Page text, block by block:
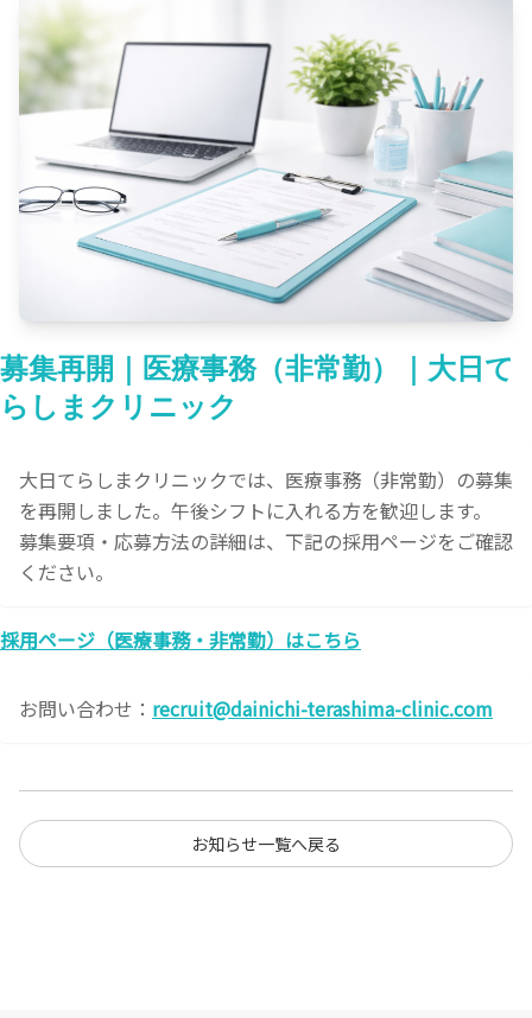
医師紹介
当院の特徴
初診の方へ
診療案内一覧
一般内科
発熱外来
高血圧
糖尿病
脂質異常症
慢性腎臓病
いびき（睡眠時無呼吸症候群）
予防接種
健診異常
症状別一覧
健診で血圧が高いと言われた
健診でHbA1c/血糖を指摘
健診でクレアチニン/eGFR/尿蛋白
いびき・日中の眠気
コレステロールが高い
鼻水・鼻づまり（花粉症・アレルギー性鼻炎）
長引く咳（2週間以上）
尿が泡立つ
足のむくみ（浮腫）
採用情報
募集再開｜医療事務（非常勤）｜大日て
らしまクリニック
大日てらしまクリニックでは、医療事務（非常勤）の募集
を再開しました。午後シフトに入れる方を歓迎します。
募集要項・応募方法の詳細は、下記の採用ページをご確認
ください。
採用ページ（医療事務・非常勤）はこちら
お問い合わせ： recruit@dainichi-terashima-clinic.com
お知らせ一覧へ戻る